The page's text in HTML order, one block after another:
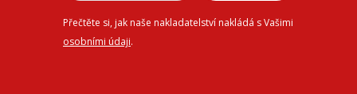
Přečtěte si, jak naše nakladatelství nakládá s Vašimi
osobními údaji.